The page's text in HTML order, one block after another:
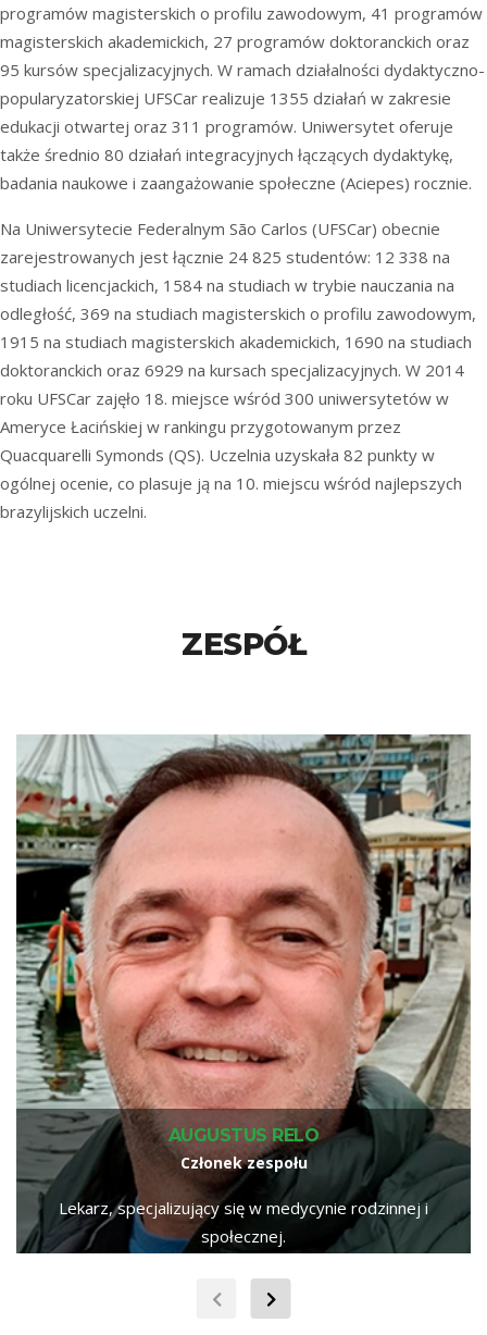
programów magisterskich o profilu zawodowym, 41 programów
magisterskich akademickich, 27 programów doktoranckich oraz
95 kursów specjalizacyjnych. W ramach działalności dydaktyczno-
popularyzatorskiej UFSCar realizuje 1355 działań w zakresie
edukacji otwartej oraz 311 programów. Uniwersytet oferuje
także średnio 80 działań integracyjnych łączących dydaktykę,
badania naukowe i zaangażowanie społeczne (Aciepes) rocznie.
Na Uniwersytecie Federalnym São Carlos (UFSCar) obecnie
zarejestrowanych jest łącznie 24 825 studentów: 12 338 na
studiach licencjackich, 1584 na studiach w trybie nauczania na
odległość, 369 na studiach magisterskich o profilu zawodowym,
1915 na studiach magisterskich akademickich, 1690 na studiach
doktoranckich oraz 6929 na kursach specjalizacyjnych. W 2014
roku UFSCar zajęło 18. miejsce wśród 300 uniwersytetów w
Ameryce Łacińskiej w rankingu przygotowanym przez
Quacquarelli Symonds (QS). Uczelnia uzyskała 82 punkty w
ogólnej ocenie, co plasuje ją na 10. miejscu wśród najlepszych
brazylijskich uczelni.
ZESPÓŁ
AUGUSTUS RELO
Członek zespołu
Lekarz, specjalizujący się w medycynie rodzinnej i
społecznej.